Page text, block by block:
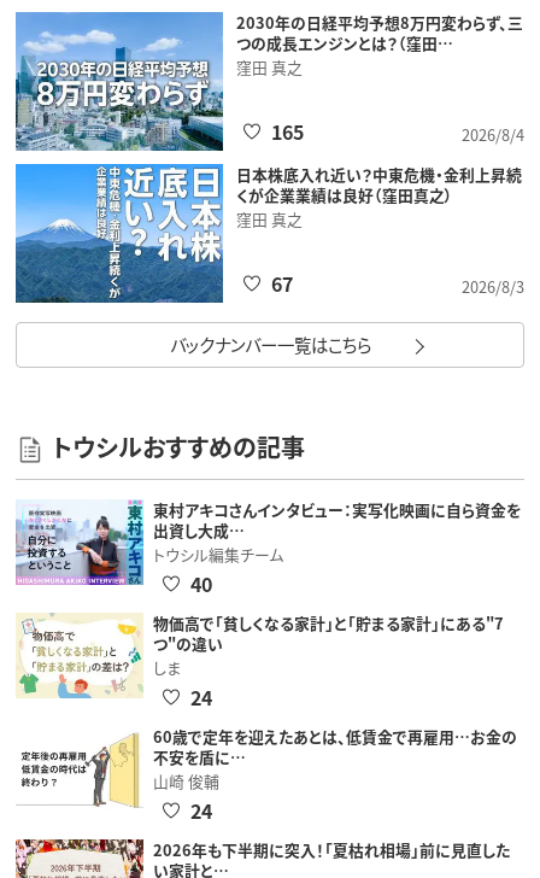
2030年の日経平均予想8万円変わらず、三
つの成長エンジンとは？（窪田…
窪田 真之
2026/8/4
165
日本株底入れ近い？中東危機・金利上昇続
くが企業業績は良好（窪田真之）
窪田 真之
2026/8/3
67
バックナンバー一覧はこちら
トウシルおすすめの記事
東村アキコさんインタビュー：実写化映画に自ら資金を
出資し大成…
トウシル編集チーム
40
物価高で「貧しくなる家計」と「貯まる家計」にある"7
つ"の違い
しま
24
60歳で定年を迎えたあとは、低賃金で再雇用…お金の
不安を盾に…
山崎 俊輔
24
2026年も下半期に突入！「夏枯れ相場」前に見直した
い家計と…